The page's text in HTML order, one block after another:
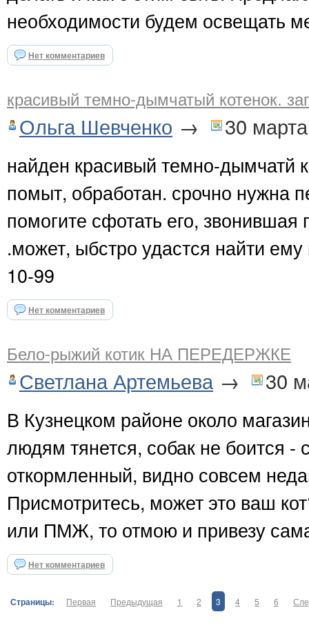
необходимости будем освещать
Нет комментариев
красивый темно-дымчатый котенок.
Ольга Шевченко → 30
найден красивый темно-дымчатй
помыт, обработан. срочно нужна
помогите сфотать его, звонившая
.может, ыбстро удастся найти
10-99
Нет комментариев
Бело-рыжий котик НА ПЕРЕДЕРЖКЕ
Светлана Артемьева → 30
В Кузнецком районе около
людям тянется, собак не боится -
откормленный, видно совсем
Присмотритесь, может это ваш
или ПМЖ, то отмою и привезу
Нет комментариев
Страницы: Первая Предыдущая 1 2 3 4 5 6